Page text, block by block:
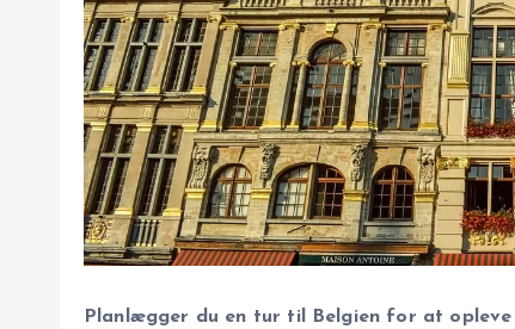
Planlægger du en tur til Belgien for at